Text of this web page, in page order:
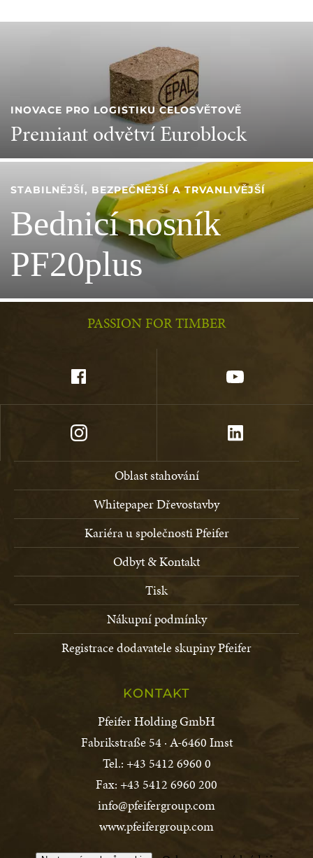
INOVACE PRO LOGISTIKU CELOSVĚTOVĚ
Premiant odvětví Euroblock
STABILNĚJŠÍ, BEZPEČNĚJŠÍ A TRVANLIVĚJŠÍ
Bednicí nosník
PF20plus
PASSION FOR TIMBER
Oblast stahování
Whitepaper Dřevostavby
Kariéra u společnosti Pfeifer
Odbyt & Kontakt
Tisk
Nákupní podmínky
Registrace dodavatele skupiny Pfeifer
KONTAKT
Pfeifer Holding GmbH
Fabrikstraße 54 · A-6460 Imst
Tel.: +43 5412 6960 0
Fax: +43 5412 6960 200
info@pfeifergroup.com
www.pfeifergroup.com